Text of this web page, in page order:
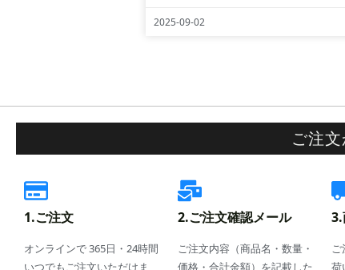
2025-09-02
ご注
1.ご注文
オンラインで 365日・24時間
いつでもご注文いただけま
2.ご注文確認メール
ご注文内容（商品名・数量・
価格・合計金額）を記載した
ご
荷